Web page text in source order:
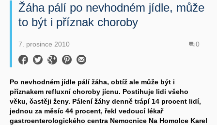
Žáha pálí po nevhodném jídle, může
to být i příznak choroby
7. prosince 2010 0
Po nevhodném jídle pálí žáha, obtíž ale může být i
příznakem refluxní choroby jícnu. Postihuje lidi všeho
věku, častěji ženy. Pálení žáhy denně trápí 14 procent lidí,
jednou za měsíc 44 procent, řekl vedoucí lékař
gastroenterologického centra Nemocnice Na Homolce Karel